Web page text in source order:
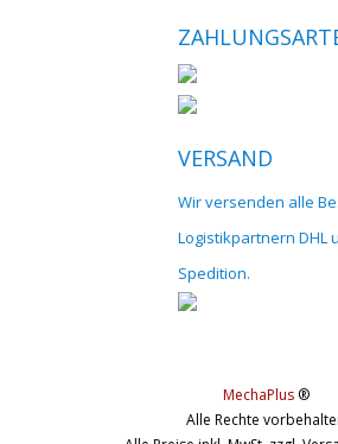
VERSAND
Wir versenden alle
Logistikpartnern DHL
Spedition.
MechaPlus ®
Alle Rechte